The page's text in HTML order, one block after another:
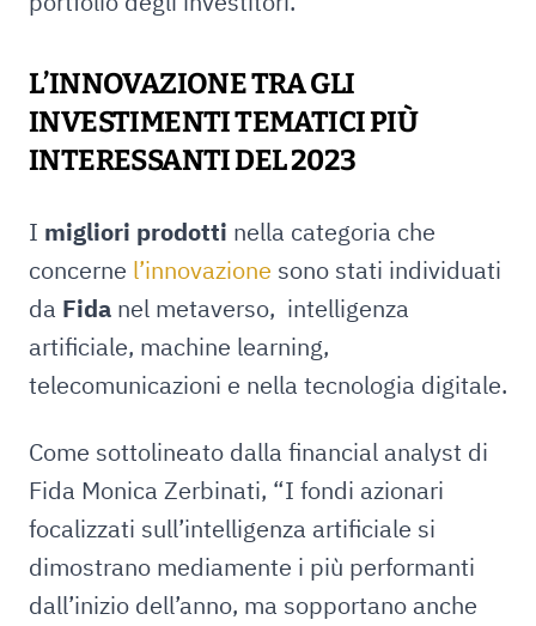
L’INNOVAZIONE TRA GLI
INVESTIMENTI TEMATICI PIÙ
INTERESSANTI DEL 2023
I migliori prodotti nella categoria che
concerne l’innovazione sono stati individuati
da Fida nel metaverso, intelligenza
artificiale, machine learning,
telecomunicazioni e nella tecnologia digitale.
Come sottolineato dalla financial analyst di
Fida Monica Zerbinati, “I fondi azionari
focalizzati sull’intelligenza artificiale si
dimostrano mediamente i più performanti
dall’inizio dell’anno, ma sopportano anche